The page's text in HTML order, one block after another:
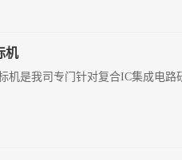
机
机是我司专门针对复合IC集成电